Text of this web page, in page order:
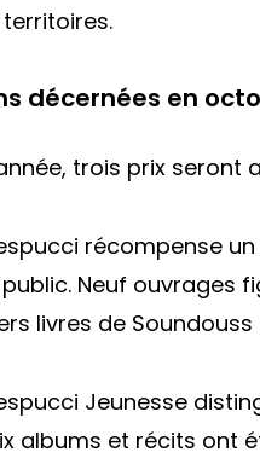
décernées en
trois prix seront
récompense
Neuf ouvrages
livres de
Jeunesse
albums et récits ont